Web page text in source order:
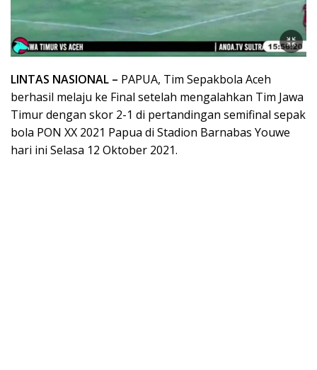
LINTAS NASIONAL – PAPUA, Tim Sepakbola Aceh
berhasil melaju ke Final setelah mengalahkan Tim Jawa
Timur dengan skor 2-1 di pertandingan semifinal sepak
bola PON XX 2021 Papua di Stadion Barnabas Youwe
hari ini Selasa 12 Oktober 2021.